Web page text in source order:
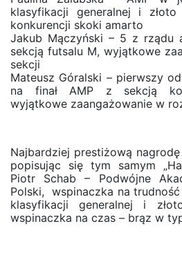
klasyfikacji generalnej i
konkurencji skoki amarto
Jakub Mączyński – 5 z rządu
sekcją futsalu M, wyjątkowe
sekcji
Mateusz Góralski – pierwszy
na finał AMP z sekcją
wyjątkowe zaangażowanie w
Najbardziej prestiżową nagrodę
popisując się tym samym
Piotr Schab – Podwójne
Polski, wspinaczka na
klasyfikacji generalnej i
wspinaczka na czas – brąz w